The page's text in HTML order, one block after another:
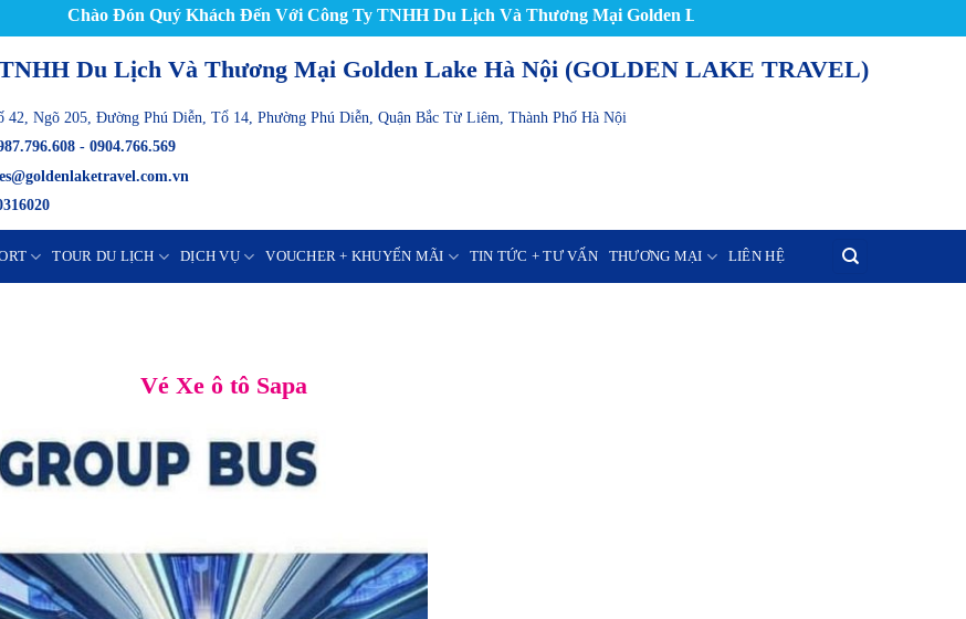
Chào Đón Quý Khách Đến Với Công Ty TNHH Du Lịch Và Thương Mại Golden Lake Hà Nội (GOLDEN LAKE TRAVEL)
Du Lịch Và Thương Mại Golden Lake Hà Nội (GOLDEN LAKE TRAVEL)
42, Ngõ 205, Đường Phú Diễn, Tổ 14, Phường Phú Diễn, Quận Bắc Từ Liêm, Thành Phố Hà Nội
- 0904.766.569
TOUR DU LỊCH DỊCH VỤ VOUCHER + KHUYẾN MÃI TIN TỨC + TƯ VẤN THƯƠNG MẠI LIÊN HỆ
Vé Xe ô tô Sapa